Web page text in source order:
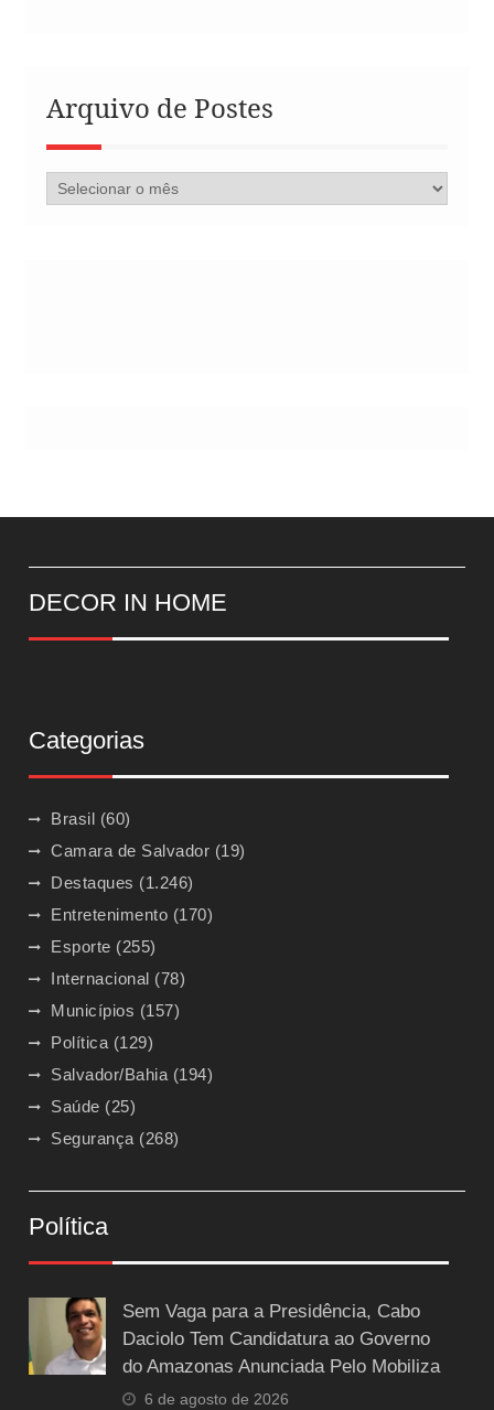
Arquivo de Postes
Arquivo
de
DECOR IN HOME
Categorias
Brasil (60)
Camara de Salvador (19)
Destaques (1.246)
Entretenimento (170)
Esporte (255)
Internacional (78)
Municípios (157)
Política(129)
Salvador/Bahia(194)
Saúde (25)
Segurança(268)
Política
Sem Vaga para a Presidência, Cabo
Daciolo Tem Candidatura ao Governo
do Amazonas Anunciada Pelo Mobiliza
6 de agosto de 2026